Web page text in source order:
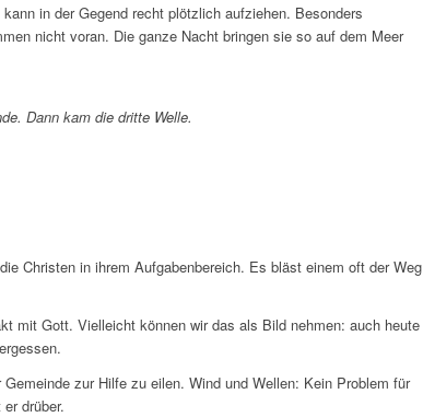
in der Gegend recht plötzlich aufziehen. Besonders
nicht voran. Die ganze Nacht bringen sie so auf dem Meer
Dann kam die dritte Welle.
Christen in ihrem Aufgabenbereich. Es bläst einem oft der Weg
mit Gott. Vielleicht können wir das als Bild nehmen: auch heute
zur Hilfe zu eilen. Wind und Wellen: Kein Problem für
drüber.